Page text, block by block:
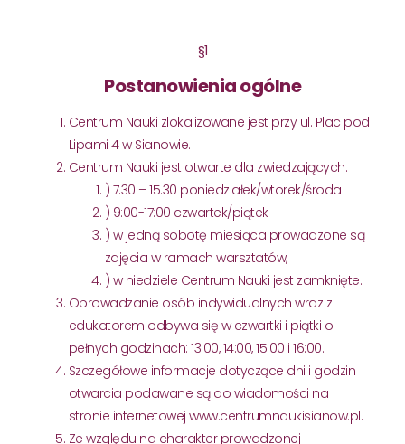
§1
Postanowienia ogólne
Centrum Nauki zlokalizowane jest przy ul. Plac pod
Lipami 4 w Sianowie.
Centrum Nauki jest otwarte dla zwiedzających:
) 7.30 – 15.30 poniedziałek/wtorek/środa
) 9:00-17:00 czwartek/piątek
) w jedną sobotę miesiąca prowadzone są
zajęcia w ramach warsztatów,
) w niedziele Centrum Nauki jest zamknięte.
Oprowadzanie osób indywidualnych wraz z
edukatorem odbywa się w czwartki i piątki o
pełnych godzinach: 13:00, 14:00, 15:00 i 16:00.
Szczegółowe informacje dotyczące dni i godzin
otwarcia podawane są do wiadomości na
stronie internetowej www.centrumnaukisianow.pl.
Ze względu na charakter prowadzonej